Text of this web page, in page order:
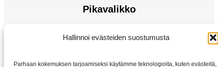
Hallinnoi evästeiden suostumusta
Parhaan kokemuksen tarjoamiseksi käytämme teknologioita, kuten evästeitä,
Pikavalikko